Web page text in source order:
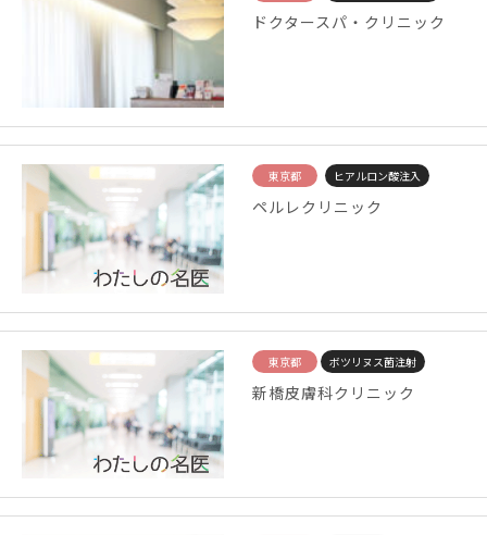
ドクタースパ・クリニック
東京都 ヒアルロン酸注入
ペルレクリニック
東京都 ボツリヌス菌注射
新橋皮膚科クリニック